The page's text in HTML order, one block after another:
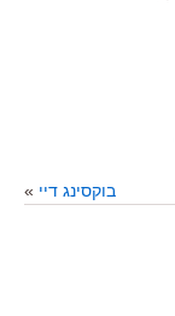
בוקסינג דיי »